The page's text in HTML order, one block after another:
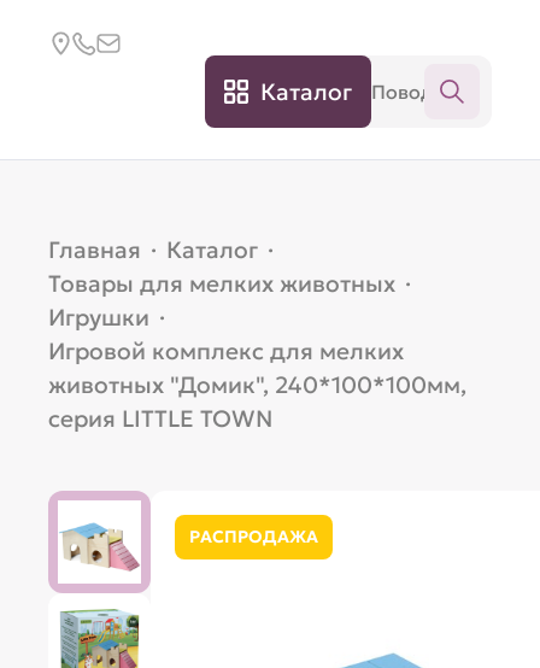
Каталог
Главная · Каталог ·
Товары для мелких животных ·
Игрушки ·
Игровой комплекс для мелких
животных "Домик", 240*100*100мм,
серия LITTLE TOWN
РАСПРОДАЖА